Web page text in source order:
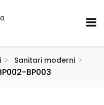
Sanitari moderni
BP003